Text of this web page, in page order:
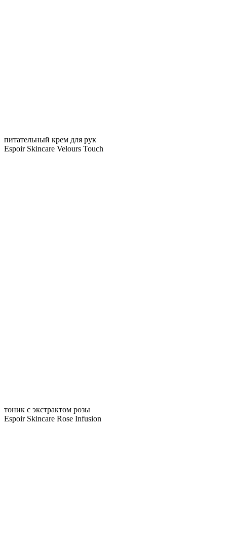
питательный крем для рук
Espoir Skincare Velours Touch
тоник с экстрактом розы
Espoir Skincare Rose Infusion